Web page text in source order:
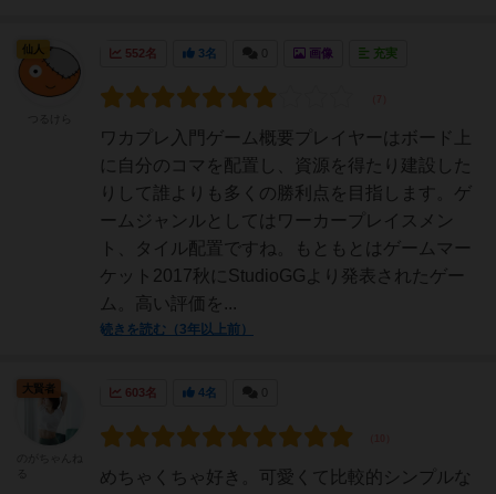
552名 3名 画像 充実
ワカプレ入門ゲーム概要プレイヤーはボード上
に自分のコマを配置し、資源を得たり建設した
りして誰よりも多くの勝利点を目指します。ゲ
ームジャンルとしてはワーカープレイスメン
ト、タイル配置ですね。もともとはゲームマー
ケット2017秋にStudioGGより発表されたゲー
ム。高い評価を...
続きを読む（3年以上前）
仙人
603名 4名
めちゃくちゃ好き。可愛くて比較的シンプルな
大賢者